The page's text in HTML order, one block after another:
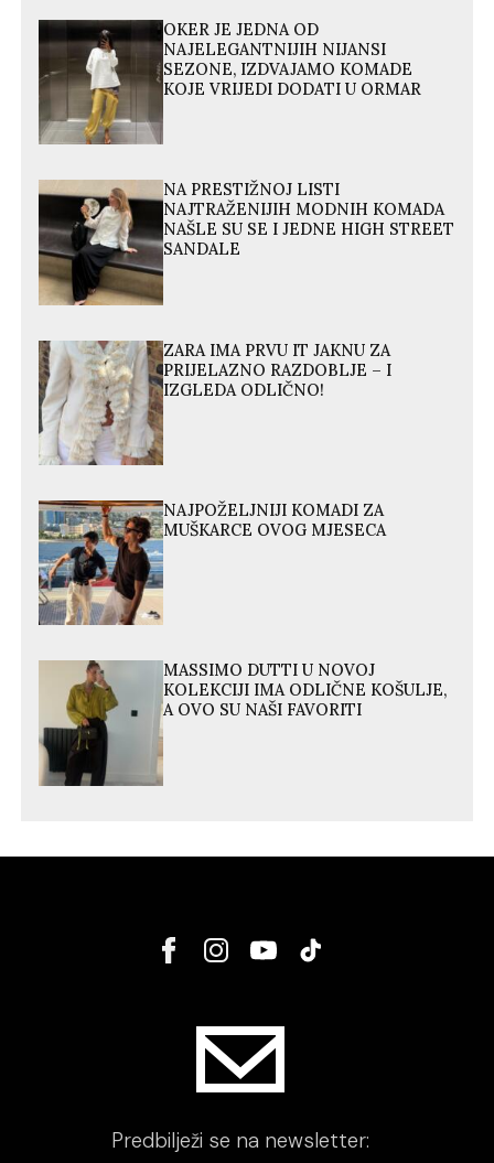
OKER JE JEDNA OD
NAJELEGANTNIJIH NIJANSI
SEZONE, IZDVAJAMO KOMADE
KOJE VRIJEDI DODATI U ORMAR
NA PRESTIŽNOJ LISTI
NAJTRAŽENIJIH MODNIH KOMADA
NAŠLE SU SE I JEDNE HIGH STREET
SANDALE
ZARA IMA PRVU IT JAKNU ZA
PRIJELAZNO RAZDOBLJE – I
IZGLEDA ODLIČNO!
NAJPOŽELJNIJI KOMADI ZA
MUŠKARCE OVOG MJESECA
MASSIMO DUTTI U NOVOJ
KOLEKCIJI IMA ODLIČNE KOŠULJE,
A OVO SU NAŠI FAVORITI
Predbilježi se na newsletter: